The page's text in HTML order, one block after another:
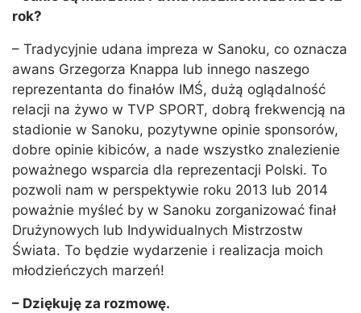
rok?
– Tradycyjnie udana impreza w Sanoku, co oznacza
awans Grzegorza Knappa lub innego naszego
reprezentanta do finałów IMŚ, dużą oglądalność
relacji na żywo w TVP SPORT, dobrą frekwencją na
stadionie w Sanoku, pozytywne opinie sponsorów,
dobre opinie kibiców, a nade wszystko znalezienie
poważnego wsparcia dla reprezentacji Polski. To
pozwoli nam w perspektywie roku 2013 lub 2014
poważnie myśleć by w Sanoku zorganizować finał
Drużynowych lub Indywidualnych Mistrzostw
Świata. To będzie wydarzenie i realizacja moich
młodzieńczych marzeń!
– Dziękuję za rozmowę.